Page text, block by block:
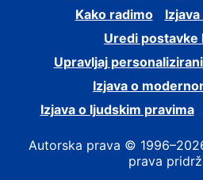
Kako radimo
Uredi postavke
Upravljaj
Izjava o
Izjava o ljudskim pravima
Autorska prava ©
prava